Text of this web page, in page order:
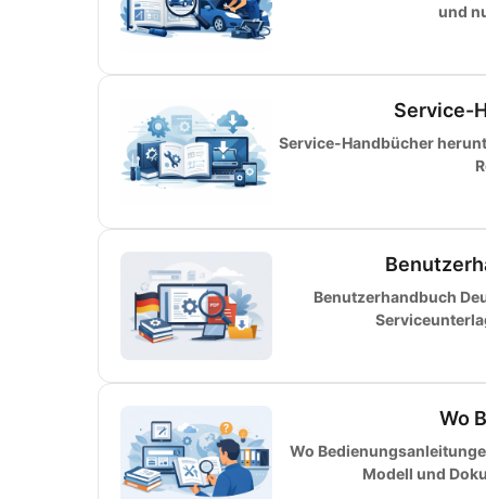
und
Service-
Service-Handbücher
Benutzerhandbuch
Wo
Wo
Modell und